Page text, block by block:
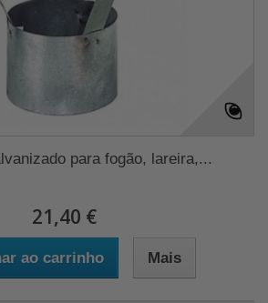
para fogão, lareira,...
21,40 €
ao carrinho Mais